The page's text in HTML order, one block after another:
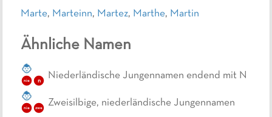
Marte, Marteinn, Martez, Marthe, Martin
Ähnliche Namen
nie n Niederländische Jungennamen endend mit N
nie zwe Zweisilbige, niederländische Jungennamen